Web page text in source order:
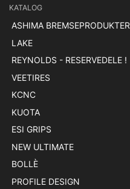
KATALOG
ASHIMA BREMSEPRODUKTER
LAKE
REYNOLDS - RESERVEDELE !
VEETIRES
KCNC
KUOTA
ESI GRIPS
NEW ULTIMATE
BOLLÈ
PROFILE DESIGN